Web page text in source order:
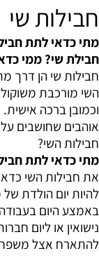
חבילות שי
מתי כדאי לתת
חבילת שי? ממי
חבילות שי הן דרך
השי מורכבת
וכמובן ברכה
אוהבים שחושבים
חבילות השי?
מתי כדאי לתת
את חבילות השי
להיות יום הולדת
באמצע היום
נישואין או ליום
להתארח אצל משפחה